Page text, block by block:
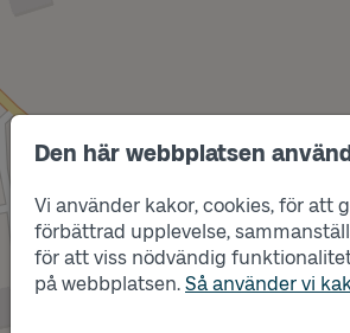
Den här webbplatsen
Vi använder kakor, cookies, för att
förbättrad upplevelse,
för att viss nödvändig
på webbplatsen. Så använder vi
Läge